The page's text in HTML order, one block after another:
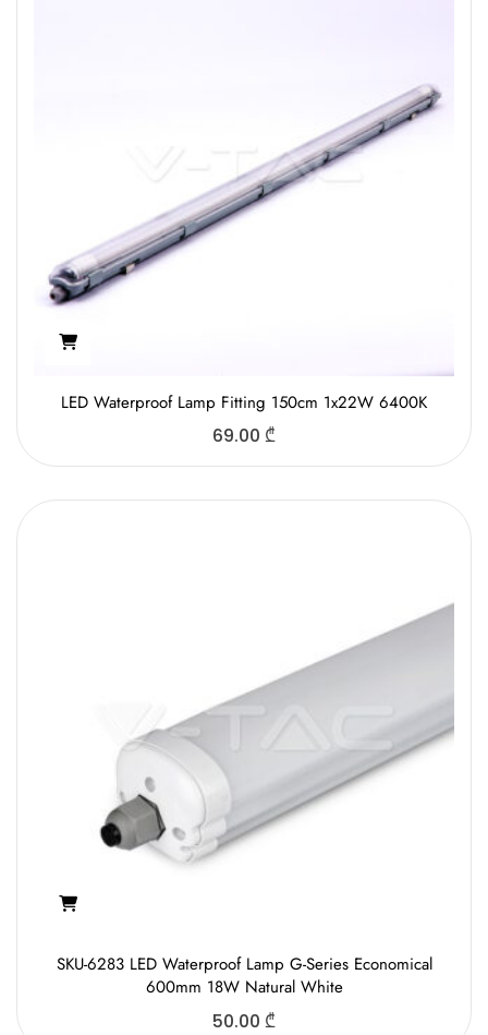
LED Waterproof Lamp Fitting 150cm 1x22W 6400K
69.00 ₾
SKU-6283 LED Waterproof Lamp G-Series Economical
600mm 18W Natural White
50.00 ₾